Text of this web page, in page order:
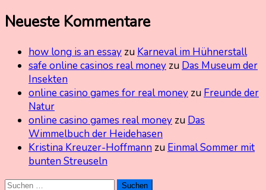
Neueste Kommentare
how long is an essayzu Karneval im Hühnerstall
safe online casinos real moneyzu Das Museum der
Insekten
online casino games for real moneyzu Freunde der
Natur
online casino games real moneyzu Das
Wimmelbuch der Heidehasen
Kristina Kreuzer-Hoffmannzu Einmal Sommer mit
bunten Streuseln
Suchen